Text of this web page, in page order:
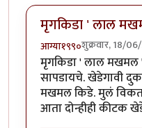
मृगकिडा ' लाल
आग्या१९९०शुक्रवार, 18/
मृगकिडा ' लाल मखमल
सापडायचे. खेडेगावी
मखमल किडे. मुलं विकत
आता दोन्हीही कीटक